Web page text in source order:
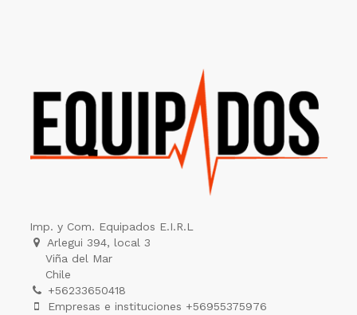
Imp. y Com. Equipados E.I.R.L
Arlegui 394, local 3
Viña del Mar
Chile
+56233650418
Empresas e instituciones +56955375976